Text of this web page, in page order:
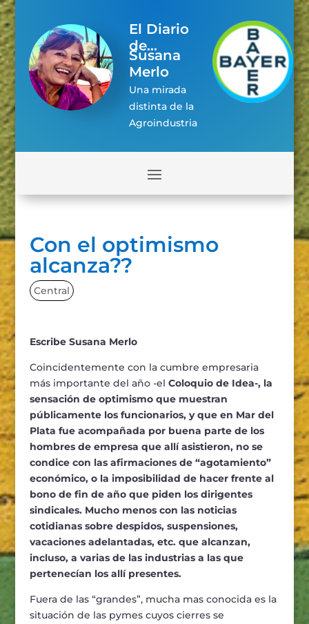
El Diario
de...
Susana
Merlo
Una mirada
distinta de la
Agroindustria
Con el optimismo
alcanza??
Central
Escribe Susana Merlo
Coincidentemente con la cumbre empresaria
más importante del año -el Coloquio de Idea-, la
sensación de optimismo que muestran
públicamente los funcionarios, y que en Mar del
Plata fue acompañada por buena parte de los
hombres de empresa que allí asistieron, no se
condice con las afirmaciones de “agotamiento”
económico, o la imposibilidad de hacer frente al
bono de fin de año que piden los dirigentes
sindicales. Mucho menos con las noticias
cotidianas sobre despidos, suspensiones,
vacaciones adelantadas, etc. que alcanzan,
incluso, a varias de las industrias a las que
pertenecían los allí presentes.
Fuera de las “grandes”, mucha mas conocida es la
situación de las pymes cuyos cierres se